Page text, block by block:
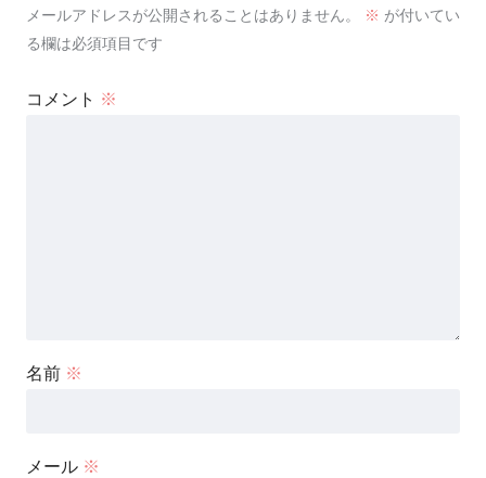
メールアドレスが公開されることはありません。 ※ が付いてい
る欄は必須項目です
コメント ※
名前 ※
メール ※